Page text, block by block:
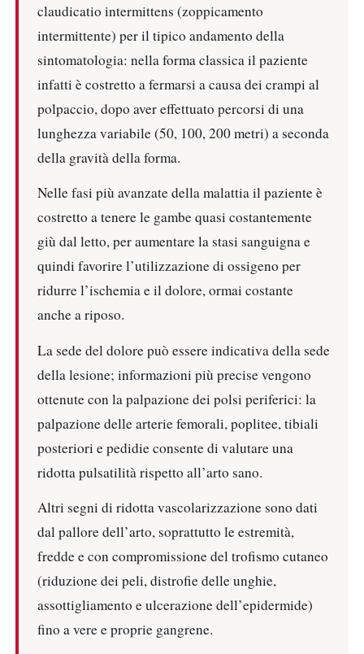
claudicatio intermittens (zoppicamento
intermittente) per il tipico andamento della
sintomatologia: nella forma classica il paziente
infatti è costretto a fermarsi a causa dei crampi al
polpaccio, dopo aver effettuato percorsi di una
lunghezza variabile (50, 100, 200 metri) a seconda
della gravità della forma.
Nelle fasi più avanzate della malattia il paziente è
costretto a tenere le gambe quasi costantemente
giù dal letto, per aumentare la stasi sanguigna e
quindi favorire l’utilizzazione di ossigeno per
ridurre l’ischemia e il dolore, ormai costante
anche a riposo.
La sede del dolore può essere indicativa della sede
della lesione; informazioni più precise vengono
ottenute con la palpazione dei polsi periferici: la
palpazione delle arterie femorali, poplitee, tibiali
posteriori e pedidie consente di valutare una
ridotta pulsatilità rispetto all’arto sano.
Altri segni di ridotta vascolarizzazione sono dati
dal pallore dell’arto, soprattutto le estremità,
fredde e con compromissione del trofismo cutaneo
(riduzione dei peli, distrofie delle unghie,
assottigliamento e ulcerazione dell’epidermide)
fino a vere e proprie gangrene.